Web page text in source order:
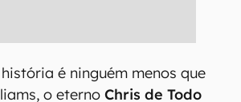
é ninguém menos que
o eterno Chris de Todo